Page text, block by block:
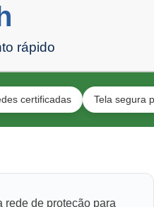
rápido
Tela segura para
rede de proteção para